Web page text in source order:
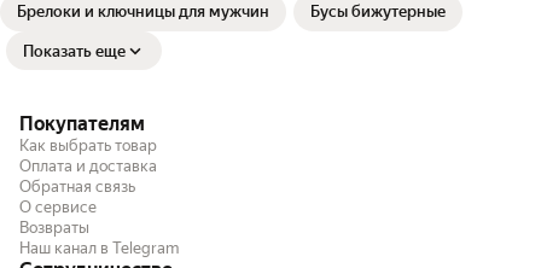
Брелоки и ключницы для мужчин Бусы бижутерные
Показать еще
Покупателям
Как выбрать товар
Оплата и доставка
Обратная связь
О сервисе
Возвраты
Наш канал в Telegram